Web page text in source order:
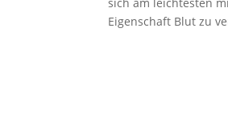
Eigenschaft Blut zu